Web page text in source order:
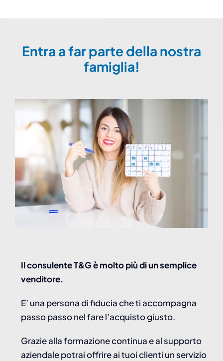
Entra a far parte della nostra
famiglia!
Il consulente T&G è molto più di un semplice
venditore.
E’ una persona di fiducia che ti accompagna
passo passo nel fare l’acquisto giusto.
Grazie alla formazione continua e al supporto
aziendale potrai offrire ai tuoi clienti un servizio